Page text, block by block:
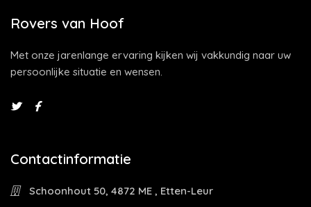
Rovers van Hoof
Met onze jarenlange ervaring kijken wij vakkundig naar uw
persoonlijke situatie en wensen.
Contactinformatie
Schoonhout 50, 4872 ME , Etten-Leur